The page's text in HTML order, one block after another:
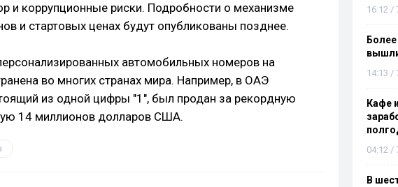
и коррупционные риски. Подробности о механизме
и стартовых ценах будут опубликованы позднее.
автомобильных номеров на
во многих странах мира. Например, в ОАЭ
из одной цифры "1", был продан за рекордную
14 миллионов долларов США.
16:12 /
14:13 /
Кафе
04:12 /
В